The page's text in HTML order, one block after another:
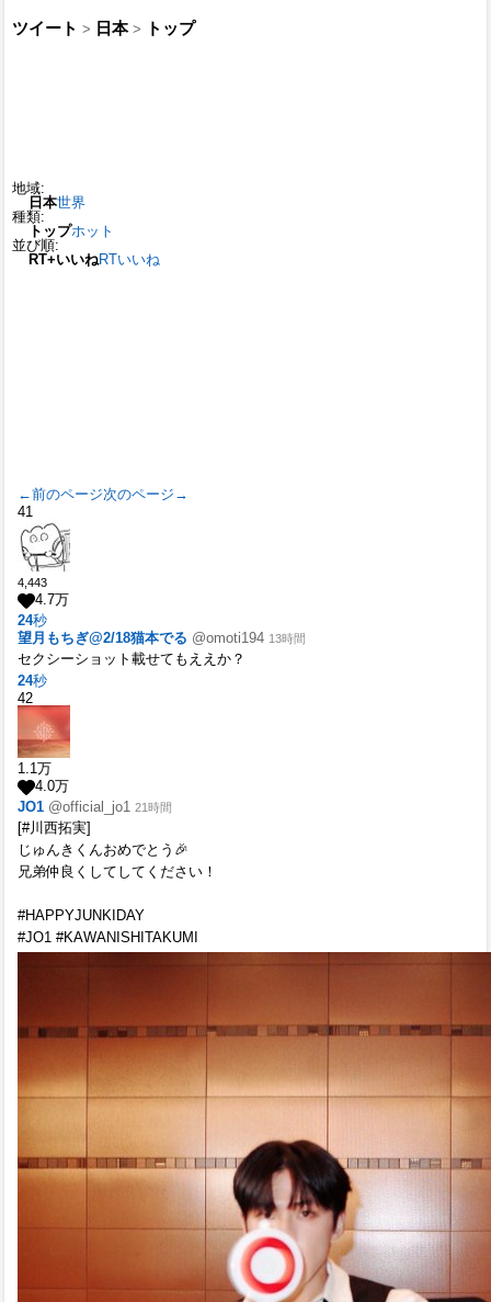
ツイート> 日本> トップ
地域:
日本世界
種類:
トップホット
並び順:
RT+いいねRTいいね
←前のページ次のページ→
41
4,443
4.7万
24秒
望月もちぎ@2/18猫本でる @omoti194 13時間
セクシーショット載せてもええか？
24秒
42
1.1万
4.0万
JO1 @official_jo1 21時間
[#川西拓実]
じゅんきくんおめでとう🎉
兄弟仲良くしてしてください！
#HAPPYJUNKIDAY
#JO1 #KAWANISHITAKUMI